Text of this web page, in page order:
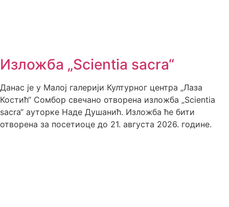
Изложба „Scientia sacra“
Данас је у Малој галерији Културног центра „Лаза
Костић“ Сомбор свечано отворена изложба „Scientia
sacra“ ауторке Наде Душанић. Изложба ће бити
отворена за посетиоце до 21. августа 2026. године.